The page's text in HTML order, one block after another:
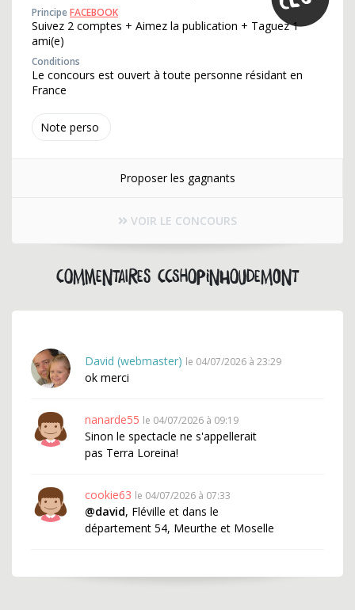
Note perso
PrincipeFACEBOOK
Suivez 2 comptes + Aimez la publication + Taguez 1
ami(e)
Conditions
Le concours est ouvert à toute personne résidant en
France
Proposer les gagnants
VOIR LE CONCOURS
Commentaires CCShopinHoudemont
David (webmaster) le 04/07/2026 à 23:29
ok merci
nanarde55 le 04/07/2026 à 09:19
Sinon le spectacle ne s'appellerait
pas Terra Loreina!
cookie63 le 04/07/2026 à 07:33
@david, Fléville et dans le
département 54, Meurthe et Moselle